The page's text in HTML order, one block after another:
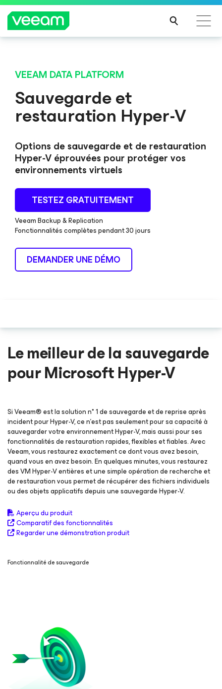
impactés par la mise à jour de CrowdStrike
LA
VEEAM DATA PLATFORM
Sauvegarde et
restauration Hyper-V
Options de sauvegarde et de restauration
Hyper-V éprouvées pour protéger vos
environnements virtuels
TESTEZ GRATUITEMENT
Veeam Backup & Replication
Fonctionnalités complètes pendant 30 jours
DEMANDER UNE DÉMO
Le meilleur de la sauvegarde
pour Microsoft Hyper-V
Si Veeam® est la solution n° 1 de sauvegarde et de reprise après
incident pour Hyper-V, ce n’est pas seulement pour sa capacité à
sauvegarder votre environnement Hyper-V, mais aussi pour ses
fonctionnalités de restauration rapides, flexibles et fiables. Avec
Veeam, vous restaurez exactement ce dont vous avez besoin,
quand vous en avez besoin. En quelques minutes, vous restaurez
des VM Hyper-V entières et une simple opération de recherche et
de restauration vous permet de récupérer des fichiers individuels
ou des objets applicatifs depuis une sauvegarde Hyper-V.
Aperçu du produit
Comparatif des fonctionnalités
Regarder une démonstration produit
Fonctionnalité de sauvegarde